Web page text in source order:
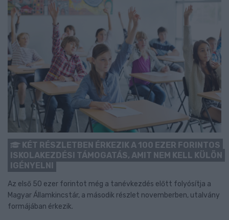
KÉT RÉSZLETBEN ÉRKEZIK A 100 EZER FORINTOS
ISKOLAKEZDÉSI TÁMOGATÁS, AMIT NEM KELL KÜLÖN
IGÉNYELNI
Az első 50 ezer forintot még a tanévkezdés előtt folyósítja a
Magyar Államkincstár, a második részlet novemberben, utalvány
formájában érkezik.